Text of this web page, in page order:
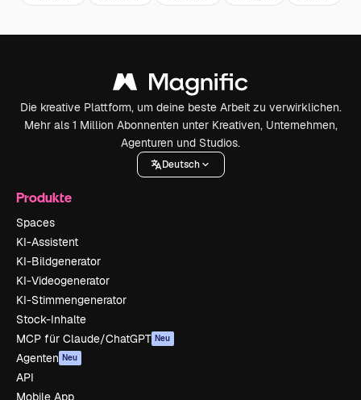
Die kreative Plattform, um deine beste Arbeit zu verwirklichen.
Mehr als 1 Million Abonnenten unter Kreativen, Unternehmen,
Agenturen und Studios.
Deutsch
Produkte
Spaces
KI-Assistent
KI-Bildgenerator
KI-Videogenerator
KI-Stimmengenerator
Stock-Inhalte
MCP für Claude/ChatGPT Neu
Agenten Neu
API
Mobile App